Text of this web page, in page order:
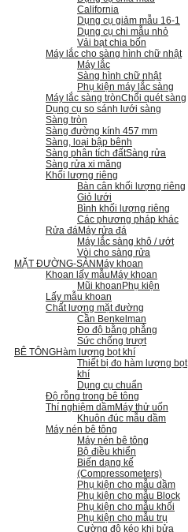
California
Dụng cụ giảm mẫu 16-1
Dụng cụ chi mẫu nhỏ
Vải bạt chia bốn
Máy lắc cho sàng hình chữ nhật
Máy lắc
Sàng hình chữ nhật
Phụ kiện máy lắc sàng
Máy lắc sàng trònChổi quét sàng
Dụng cụ so sánh lưới sàng
Sàng tròn
Sàng đường kính 457 mm
Sàng, loại bập bênh
Sàng phân tích đấtSàng rửa
Sàng rửa xi măng
Khối lượng riêng
Bàn cân khối lượng riêng
Giỏ lưới
Bình khối lượng riêng
Các phương pháp khác
Rửa đáMáy rửa đá
Máy lắc sàng khô / ướt
Vòi cho sàng rửa
MẶT ĐƯỜNG-SÀN Máy khoan
Khoan lấy mẫu Máy khoan
Mũi khoan Phụ kiện
Lấy mẫu khoan
Chất lượng mặt đường
Cần Benkelman
Đo độ bằng phẳng
Sức chống trượt
BÊ TÔNGHàm lượng bọt khí
Thiết bị đo hàm lượng bọt
khí
Dụng cụ chuẩn
Độ rỗng trong bê tông
Thí nghiệm dầmMáy thử uốn
Khuôn đúc mẫu dầm
Máy nén bê tông
Máy nén bê tông
Bộ điều khiển
Biến dạng kế
(Compressometers)
Phụ kiện cho mẫu dầm
Phụ kiện cho mẫu Block
Phụ kiện cho mẫu khối
Phụ kiện cho mẫu trụ
Cường độ kéo khi bửa